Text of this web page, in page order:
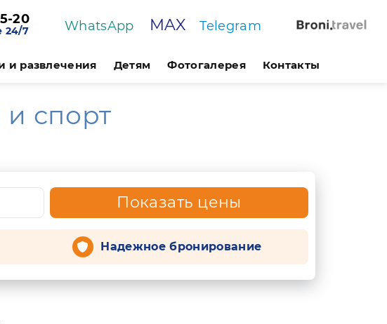
20
24/7 WhatsApp MAX Telegram
и развлечения Детям Фотогалерея Контакты
и спорт
Показать цены
Надежное бронирование